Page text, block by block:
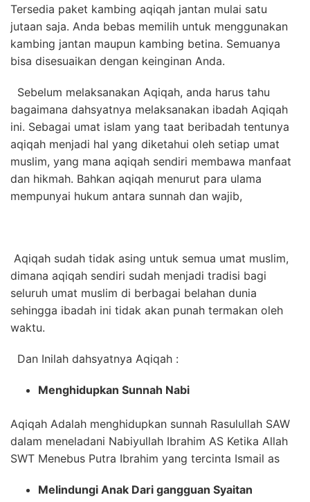
Tersedia paket kambing aqiqah jantan mulai satu
jutaan saja. Anda bebas memilih untuk menggunakan
kambing jantan maupun kambing betina. Semuanya
bisa disesuaikan dengan keinginan Anda.
Sebelum melaksanakan Aqiqah, anda harus tahu
bagaimana dahsyatnya melaksanakan ibadah Aqiqah
ini. Sebagai umat islam yang taat beribadah tentunya
aqiqah menjadi hal yang diketahui oleh setiap umat
muslim, yang mana aqiqah sendiri membawa manfaat
dan hikmah. Bahkan aqiqah menurut para ulama
mempunyai hukum antara sunnah dan wajib,
Aqiqah sudah tidak asing untuk semua umat muslim,
dimana aqiqah sendiri sudah menjadi tradisi bagi
seluruh umat muslim di berbagai belahan dunia
sehingga ibadah ini tidak akan punah termakan oleh
waktu.
Dan Inilah dahsyatnya Aqiqah :
Menghidupkan Sunnah Nabi
Aqiqah Adalah menghidupkan sunnah Rasulullah SAW
dalam meneladani Nabiyullah Ibrahim AS Ketika Allah
SWT Menebus Putra Ibrahim yang tercinta Ismail as
Melindungi Anak Dari gangguan Syaitan